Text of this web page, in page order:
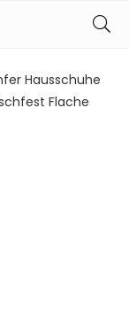
Hausschuhe
Flache